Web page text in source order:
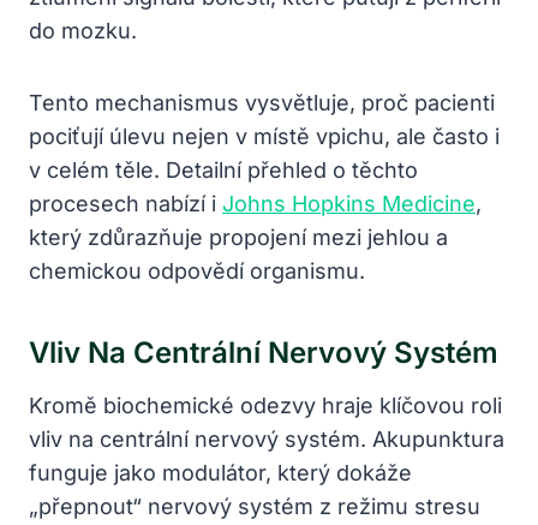
do mozku.
Tento mechanismus vysvětluje, proč pacienti
pociťují úlevu nejen v místě vpichu, ale často i
v celém těle. Detailní přehled o těchto
procesech nabízí i Johns Hopkins Medicine,
který zdůrazňuje propojení mezi jehlou a
chemickou odpovědí organismu.
Vliv Na Centrální Nervový Systém
Kromě biochemické odezvy hraje klíčovou roli
vliv na centrální nervový systém. Akupunktura
funguje jako modulátor, který dokáže
„přepnout“ nervový systém z režimu stresu